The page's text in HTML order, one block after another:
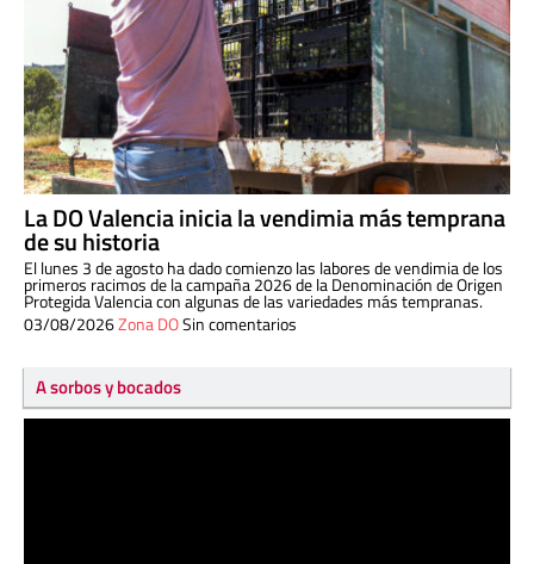
La DO Valencia inicia la vendimia más temprana
de su historia
El lunes 3 de agosto ha dado comienzo las labores de vendimia de los
primeros racimos de la campaña 2026 de la Denominación de Origen
Protegida Valencia con algunas de las variedades más tempranas.
03/08/2026Zona DOSin comentarios
A sorbos y bocados